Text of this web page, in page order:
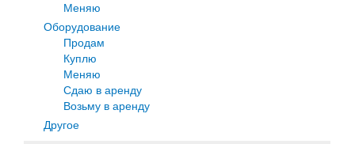
Меняю
Оборудование
Продам
Куплю
Меняю
Сдаю в аренду
Возьму в аренду
Другое